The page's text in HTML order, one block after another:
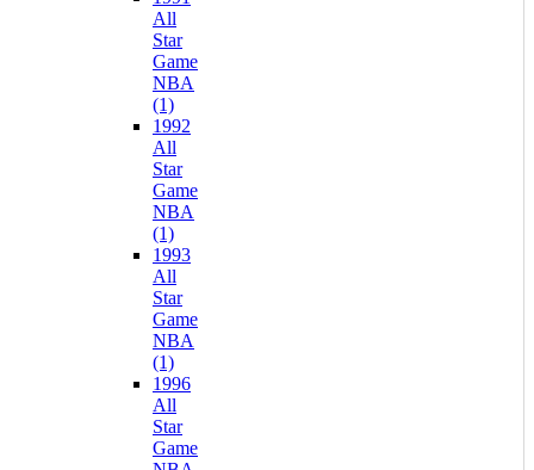
All
Star
Game
NBA
(1)
1992
All
Star
Game
NBA
(1)
1993
All
Star
Game
NBA
(1)
1996
All
Star
Game